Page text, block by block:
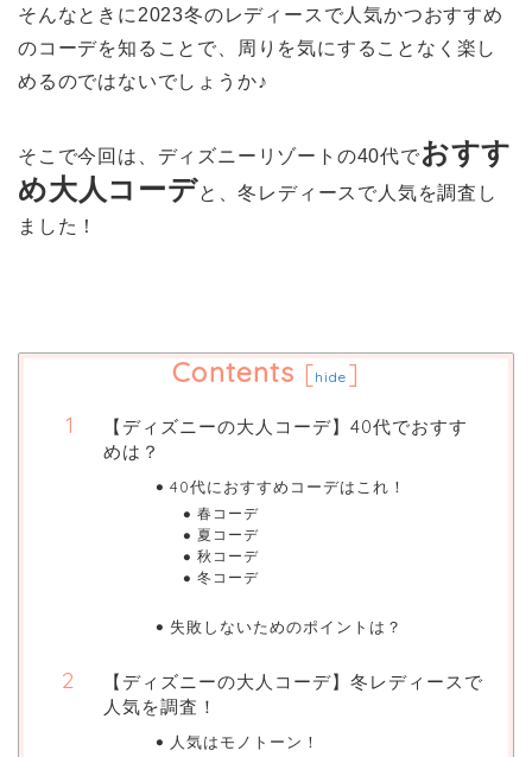
そんなときに2023冬のレディースで人気かつおすすめ
のコーデを知ることで、
周りを気にすることなく楽し
めるのではないでしょうか♪
そこで今回は、ディズニーリゾートの40代でおすす
め大人コーデと、冬レディースで人気を調査し
ました！
Contents [hide ]
【ディズニーの大人コーデ】40代でおすす
めは？
40代におすすめコーデはこれ！
春コーデ
夏コーデ
秋コーデ
冬コーデ
失敗しないためのポイントは？
【ディズニーの大人コーデ】冬レディースで
人気を調査！
人気はモノトーン！